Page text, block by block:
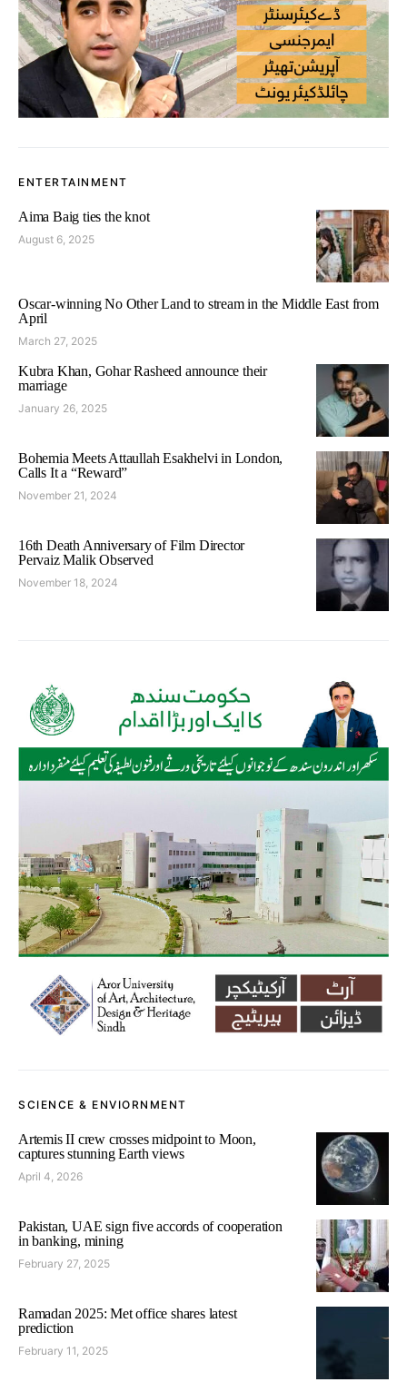
ENTERTAINMENT
Aima Baig ties the knot
August 6, 2025
Oscar-winning No Other Land to stream in the Middle East from
April
March 27, 2025
Kubra Khan, Gohar Rasheed announce their
marriage
January 26, 2025
Bohemia Meets Attaullah Esakhelvi in London,
Calls It a “Reward”
November 21, 2024
16th Death Anniversary of Film Director
Pervaiz Malik Observed
November 18, 2024
SCIENCE & ENVIORNMENT
Artemis II crew crosses midpoint to Moon,
captures stunning Earth views
April 4, 2026
Pakistan, UAE sign five accords of cooperation
in banking, mining
February 27, 2025
Ramadan 2025: Met office shares latest
prediction
February 11, 2025